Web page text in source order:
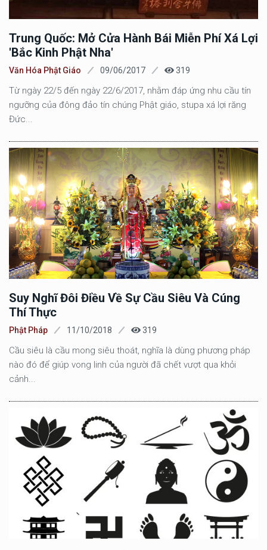
Trung Quốc: Mở Cửa Hành Bái Miễn Phí Xá Lợi
'Bắc Kinh Phật Nha'
Văn Hóa Phật Giáo 09/06/2017 319
Từ ngày 22/5 đến ngày 22/6/2017, nhằm đáp ứng nhu cầu tín
ngưỡng của đông đảo tín chúng Phật giáo, stupa xá lợi răng
Đức...
Suy Nghĩ Đôi Điều Về Sự Cầu Siêu Và Cúng
Thí Thực
Phật Pháp 11/10/2018 319
Cầu siêu là cầu mong siêu thoát, nghĩa là dùng phương pháp
nào đó để giúp vong linh của người đã chết vượt qua khỏi
cảnh...